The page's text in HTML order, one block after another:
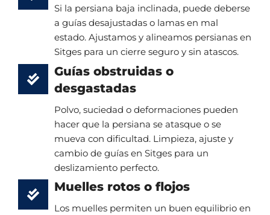
Si la persiana baja inclinada, puede deberse
a guías desajustadas o lamas en mal
estado. Ajustamos y alineamos persianas en
Sitges para un cierre seguro y sin atascos.
Guías obstruidas o
desgastadas
Polvo, suciedad o deformaciones pueden
hacer que la persiana se atasque o se
mueva con dificultad. Limpieza, ajuste y
cambio de guías en Sitges para un
deslizamiento perfecto.
Muelles rotos o flojos
Los muelles permiten un buen equilibrio en